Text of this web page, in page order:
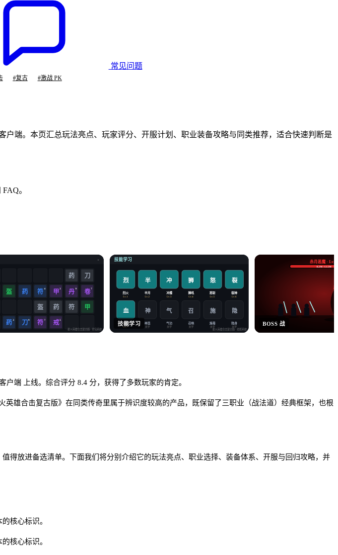
常见问题
#复古 #激战 PK
端。本页汇总玩法亮点、玩家评分、开服计划、职业装备攻略与同类推荐，适合快速判断是
。
×
药 刀
盔 药 符 4 甲 2 丹 9 卷7
盔 药 符 甲
药 2 刀 9 符 7 戒5
星火英雄合击复古版· 背包系统
技能学习
烈
烈火
Lv.1
半
半月
Lv.2
冲
冲撞
Lv.3
狮
狮吼
Lv.4
怒
怒斩
Lv.5
裂
裂神
Lv.6
血
血爆
Lv.7
神
神圣
未学
气
气功
未学
召
召唤
未学
施
施毒
未学
隐
隐身
未学
星火英雄合击复古版· 技能系统
技能学习
赤月恶魔 ·
8.2M / 12.5M
BOSS 战
端 上线。综合评分 8.4 分，获得了多数玩家的肯定。
雄合击复古版》在同类传奇里属于辨识度较高的产品，既保留了三职业（战法道）经典框架，也根
得放进备选清单。下面我们将分别介绍它的玩法亮点、职业选择、装备体系、开服与回归攻略，并
核心标识。
核心标识。